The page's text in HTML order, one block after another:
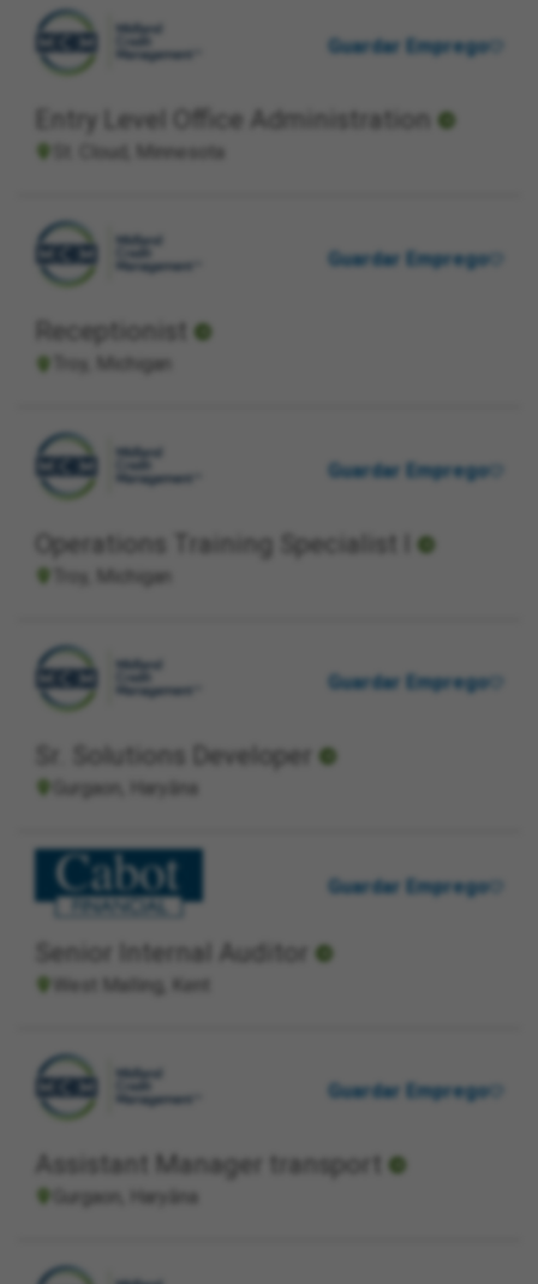
Entry Level Office Administration
St. Cloud, Minnesota
Guardar Emprego
Receptionist
Troy, Michigan
Guardar Emprego
Operations Training Specialist I
Troy, Michigan
Guardar Emprego
Sr. Solutions Developer
Gurgaon, Haryāna
Guardar Emprego
Senior Internal Auditor
West Malling, Kent
Guardar Emprego
Assistant Manager transport
Gurgaon, Haryāna
Guardar Emprego